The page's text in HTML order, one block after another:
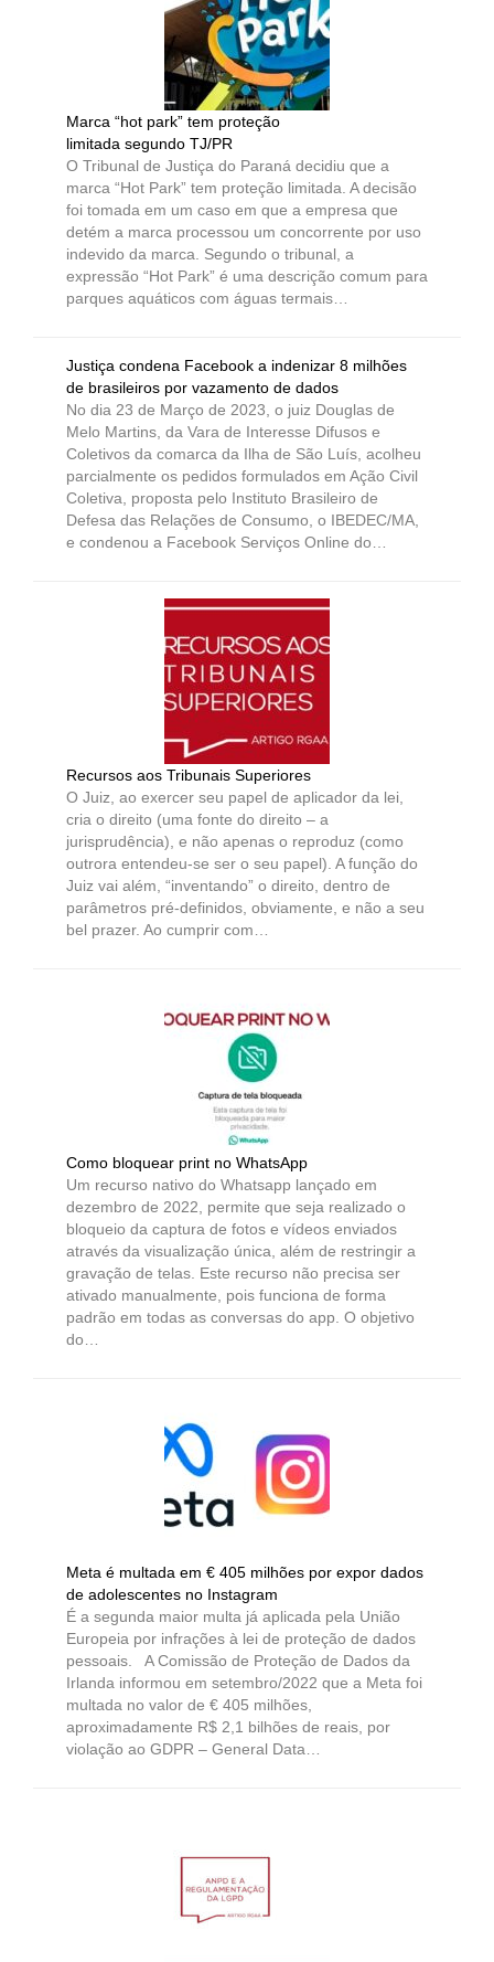
Marca “hot park” tem proteção
limitada segundo TJ/PR
O Tribunal de Justiça do Paraná decidiu que a
marca “Hot Park” tem proteção limitada. A decisão
foi tomada em um caso em que a empresa que
detém a marca processou um concorrente por uso
indevido da marca. Segundo o tribunal, a
expressão “Hot Park” é uma descrição comum para
parques aquáticos com águas termais…
Justiça condena Facebook a indenizar 8 milhões
de brasileiros por vazamento de dados
No dia 23 de Março de 2023, o juiz Douglas de
Melo Martins, da Vara de Interesse Difusos e
Coletivos da comarca da Ilha de São Luís, acolheu
parcialmente os pedidos formulados em Ação Civil
Coletiva, proposta pelo Instituto Brasileiro de
Defesa das Relações de Consumo, o IBEDEC/MA,
e condenou a Facebook Serviços Online do…
Recursos aos Tribunais Superiores
O Juiz, ao exercer seu papel de aplicador da lei,
cria o direito (uma fonte do direito – a
jurisprudência), e não apenas o reproduz (como
outrora entendeu-se ser o seu papel). A função do
Juiz vai além, “inventando” o direito, dentro de
parâmetros pré-definidos, obviamente, e não a seu
bel prazer. Ao cumprir com…
Como bloquear print no WhatsApp
Um recurso nativo do Whatsapp lançado em
dezembro de 2022, permite que seja realizado o
bloqueio da captura de fotos e vídeos enviados
através da visualização única, além de restringir a
gravação de telas. Este recurso não precisa ser
ativado manualmente, pois funciona de forma
padrão em todas as conversas do app. O objetivo
do…
Meta é multada em € 405 milhões por expor dados
de adolescentes no Instagram
É a segunda maior multa já aplicada pela União
Europeia por infrações à lei de proteção de dados
pessoais. A Comissão de Proteção de Dados da
Irlanda informou em setembro/2022 que a Meta foi
multada no valor de € 405 milhões,
aproximadamente R$ 2,1 bilhões de reais, por
violação ao GDPR – General Data…